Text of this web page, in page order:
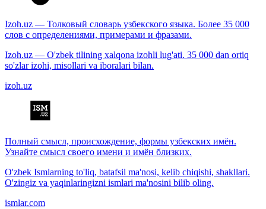
Izoh.uz — Толковый словарь узбекского языка. Более 35 000
слов с определениями, примерами и фразами.
Izoh.uz — O'zbek tilining xalqona izohli lug'ati. 35 000 dan ortiq
so'zlar izohi, misollari va iboralari bilan.
izoh.uz
Полный смысл, происхождение, формы узбекских имён.
Узнайте смысл своего имени и имён близких.
O'zbek Ismlarning to'liq, batafsil ma'nosi, kelib chiqishi, shakllari.
O'zingiz va yaqinlaringizni ismlari ma'nosini bilib oling.
ismlar.com